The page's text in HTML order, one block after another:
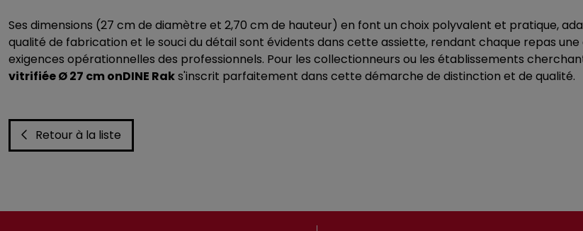
Ses dimensions (27 cm de diamètre et 2,70 cm de hauteur) en font un choix polyvalent et pratique,
qualité de fabrication et le souci du détail sont évidents dans cette assiette, rendant chaque repas
exigences opérationnelles des professionnels. Pour les collectionneurs ou les établissements
vitrifiée Ø 27 cm onDINE Raks'inscrit parfaitement dans cette démarche de distinction et de qualité.
Retour à la liste